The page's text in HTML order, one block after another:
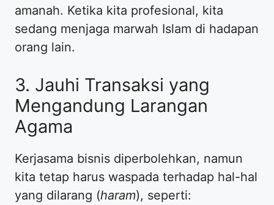
amanah. Ketika kita profesional, kita
sedang menjaga marwah Islam di hadapan
orang lain.
​3. Jauhi Transaksi yang
Mengandung Larangan
Agama
​Kerjasama bisnis diperbolehkan, namun
kita tetap harus waspada terhadap hal-hal
yang dilarang (haram), seperti: